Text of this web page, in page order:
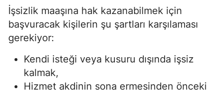
İşsizlik maaşına hak kazanabilmek için
başvuracak kişilerin şu şartları karşılaması
gerekiyor:
Kendi isteği veya kusuru dışında işsiz
kalmak,
Hizmet akdinin sona ermesinden önceki